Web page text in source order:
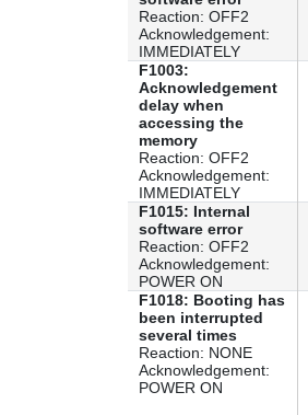
Reaction: OFF2
Acknowledgement:
IMMEDIATELY
F1003:
Acknowledgement
delay when
accessing the
memory
Reaction: OFF2
Acknowledgement:
IMMEDIATELY
F1015: Internal
software error
Reaction: OFF2
Acknowledgement:
POWER ON
F1018: Booting has
been interrupted
several times
Reaction: NONE
Acknowledgement:
POWER ON